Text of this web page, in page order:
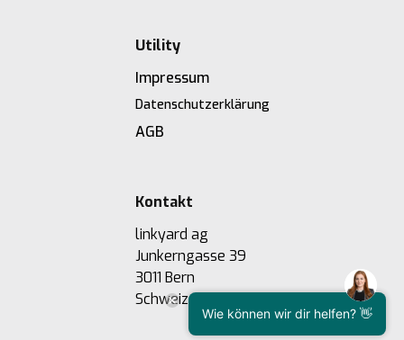
Utility
Impressum
Datenschutzerklärung
AGB
Kontakt
linkyard ag
Junkerngasse 39
3011 Bern
Schweiz
Wie können wir dir helfen? 👋